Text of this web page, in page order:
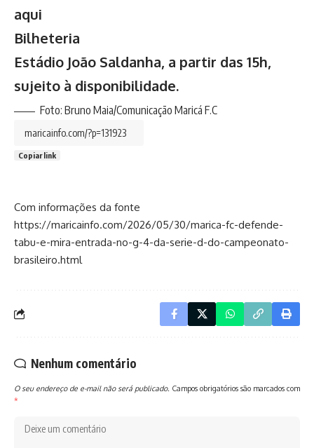
aqui
Bilheteria
Estádio João Saldanha, a partir das 15h,
sujeito à disponibilidade.
Foto: Bruno Maia/Comunicação Maricá F.C
Copiar link
Com informações da fonte
https://maricainfo.com/2026/05/30/marica-fc-defende-
tabu-e-mira-entrada-no-g-4-da-serie-d-do-campeonato-
brasileiro.html
Nenhum comentário
O seu endereço de e-mail não será publicado. Campos obrigatórios são marcados com
*